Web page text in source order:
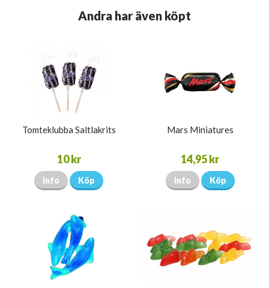
Andra har även köpt
Tomteklubba Saltlakrits
10 kr
Info Köp
Mars Miniatures
14,95 kr
Info Köp